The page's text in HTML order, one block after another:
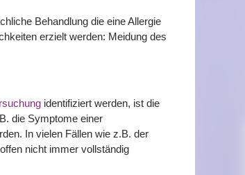
Behandlung die eine Allergie
erzielt werden: Meidung des
identifiziert werden, ist die
die Symptome einer
In vielen Fällen wie z.B. der
nicht immer vollständig